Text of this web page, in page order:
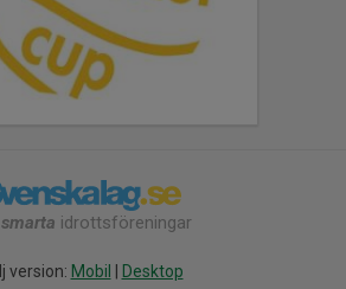
smarta idrottsföreningar
version: Mobil Desktop